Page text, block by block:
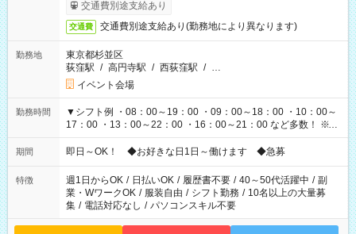
交通費別途支給あり
交通費 交通費別途支給あり(勤務地により異なります)
勤務地
東京都杉並区
荻窪駅 / 高円寺駅 / 西荻窪駅 / …
イベント会場
勤務時間
▼シフト例 ・08：00～19：00 ・09：00～18：00 ・10：00～
17：00 ・13：00～22：00 ・16：00～21：00 など多数！ ※お
仕事により勤務時間が異なります
期間 即日～OK！ ◆お好きな日1日～働けます ◆急募
特徴 週1日からOK / 日払いOK / 履歴書不要 / 40～50代活躍中 / 副
業・WワークOK / 服装自由 / シフト勤務 / 10名以上の大量募
集 / 電話対応なし / パソコンスキル不要